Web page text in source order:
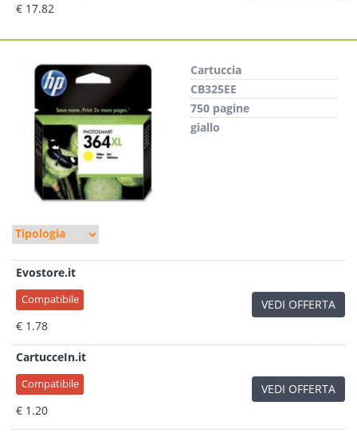
€ 17.82
Cartuccia
CB325EE
750 pagine
giallo
Evostore.it
Compatibile
€ 1.78
VEDI OFFERTA
CartucceIn.it
Compatibile
€ 1.20
VEDI OFFERTA